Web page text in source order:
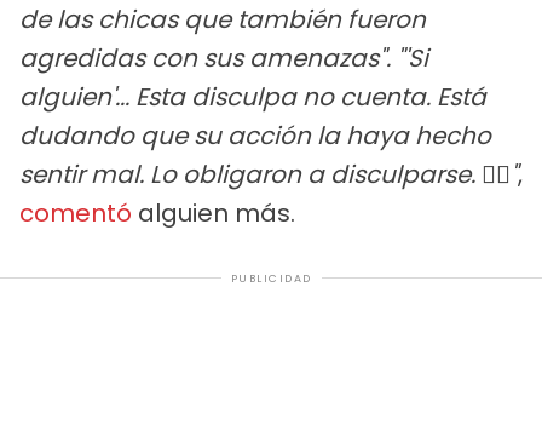
de las chicas que también fueron
agredidas con sus amenazas". "'Si
alguien'... Esta disculpa no cuenta. Está
dudando que su acción la haya hecho
sentir mal. Lo obligaron a disculparse. 🤦‍♀️",
comentó alguien más.
PUBLICIDAD